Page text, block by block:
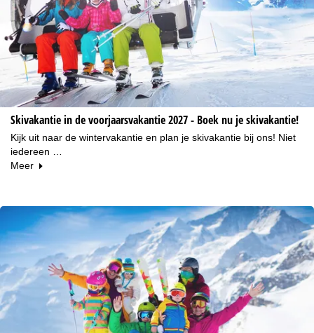
Skivakantie in de voorjaarsvakantie 2027 - Boek nu je skivakantie!
Kijk uit naar de wintervakantie en plan je skivakantie bij ons! Niet
iedereen …
Meer